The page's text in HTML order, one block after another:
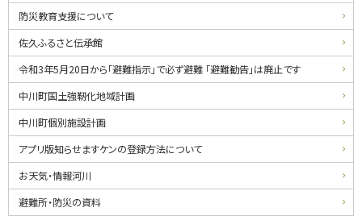
防災教育支援について
佐久ふるさと伝承館
令和3年5月20日から「避難指示」で必ず避難 「避難勧告」は廃止です
中川町国土強靭化地域計画
中川町個別施設計画
アプリ版知らせますケンの登録方法について
お天気・情報河川
避難所・防災の資料